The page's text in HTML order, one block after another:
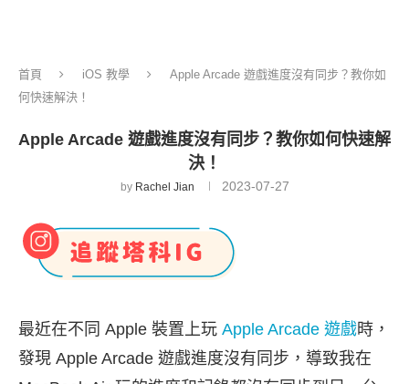
首頁 iOS 教學
Apple Arcade 遊戲進度沒有同步？教你如
何快速解決！
Apple Arcade 遊戲進度沒有同步？教你如何快速解
決！
by Rachel Jian 2023-07-27
最近在不同 Apple 裝置上玩 Apple Arcade 遊戲時，
發現 Apple Arcade 遊戲進度沒有同步，導致我在